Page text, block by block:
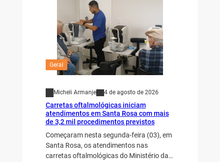
Geral
Micheli Armanje 4 de agosto de 2026
Carretas oftalmológicas iniciam
atendimentos em Santa Rosa com mais
de 3,2 mil procedimentos previstos
Começaram nesta segunda-feira (03), em
Santa Rosa, os atendimentos nas
carretas oftalmológicas do Ministério da…